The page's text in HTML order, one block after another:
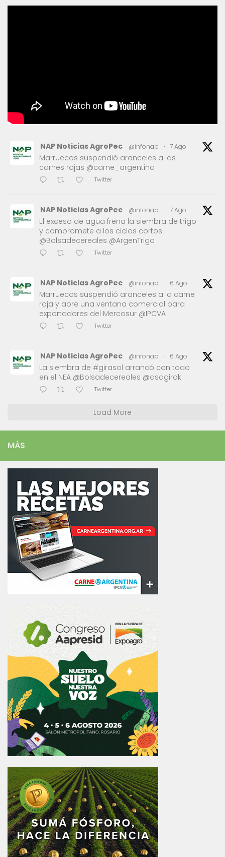
NAP Noticias AgroPec @infonap · 7 Ago
Marruecos suspendió aranceles a las
carnes rojas @carne_argentina
Twitter
NAP Noticias AgroPec @infonap · 7 Ago
El exceso de agua frena la siembra de trigo
y compromete a los ciclos cortos
@Bolsadecereales @ArgenTrigo
Twitter
NAP Noticias AgroPec @infonap · 6 Ago
Marruecos suspendió aranceles a la carne
roja y abre una ventana comercial para
exportadores del Mercosur @IPCVA
Twitter
NAP Noticias AgroPec @infonap · 6 Ago
La siembra de #girasol arrancó con todo
en el NEA @Bolsadecereales @asagirok
Twitter
Load More
MÁS